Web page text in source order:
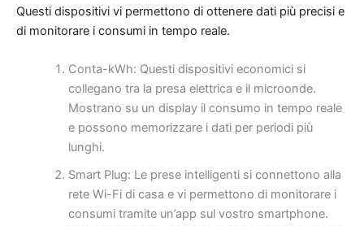
Questi dispositivi vi permettono di ottenere dati più precisi e
di monitorare i consumi in tempo reale.
Conta-kWh: Questi dispositivi economici si
collegano tra la presa elettrica e il microonde.
Mostrano su un display il consumo in tempo reale
e possono memorizzare i dati per periodi più
lunghi.
Smart Plug: Le prese intelligenti si connettono alla
rete Wi-Fi di casa e vi permettono di monitorare i
consumi tramite un’app sul vostro smartphone.